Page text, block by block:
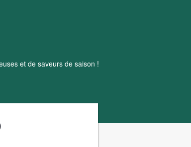
et de saveurs de saison !